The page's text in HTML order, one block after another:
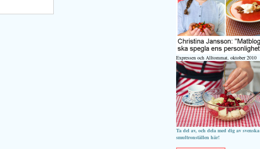
Expressen och Alltommat, oktober 2010
Ta del av, och dela med dig av svenska
smultronställen här!